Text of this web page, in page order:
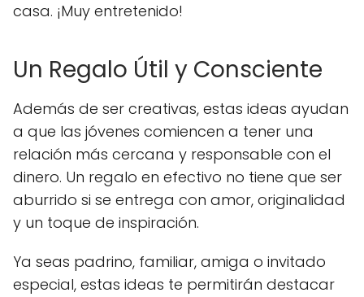
casa. ¡Muy entretenido!
Un Regalo Útil y Consciente
Además de ser creativas, estas ideas ayudan
a que las jóvenes comiencen a tener una
relación más cercana y responsable con el
dinero. Un regalo en efectivo no tiene que ser
aburrido si se entrega con amor, originalidad
y un toque de inspiración.
Ya seas padrino, familiar, amiga o invitado
especial, estas ideas te permitirán destacar